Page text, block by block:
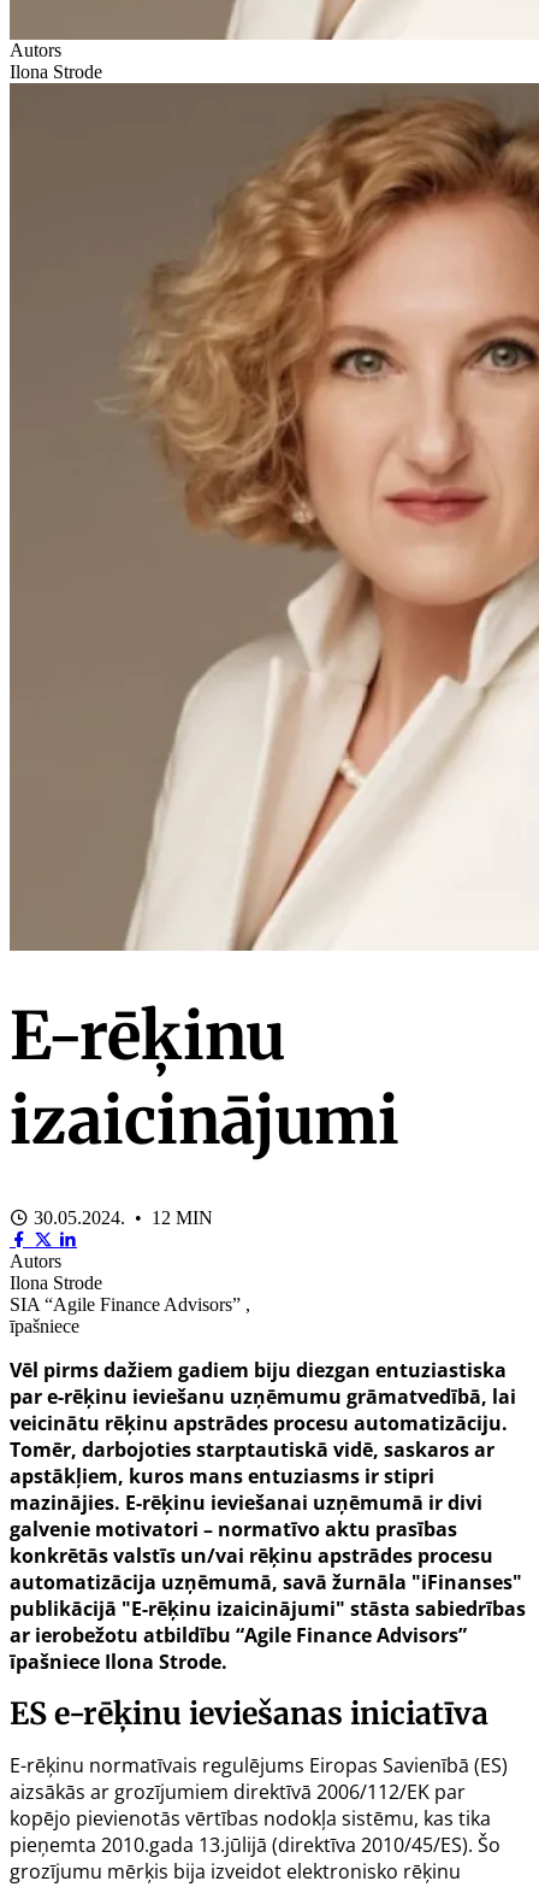
Autors
Ilona Strode
E-rēķinu
izaicinājumi
30.05.2024. • 12 MIN
Autors
Ilona Strode
SIA “Agile Finance Advisors” ,
īpašniece
Vēl pirms dažiem gadiem biju diezgan entuziastiska
par e-rēķinu ieviešanu uzņēmumu grāmatvedībā, lai
veicinātu rēķinu apstrādes procesu automatizāciju.
Tomēr, darbojoties starptautiskā vidē, saskaros ar
apstākļiem, kuros mans entuziasms ir stipri
mazinājies. E-rēķinu ieviešanai uzņēmumā ir divi
galvenie motivatori – normatīvo aktu prasības
konkrētās valstīs un/vai rēķinu apstrādes procesu
automatizācija uzņēmumā, savā žurnāla "iFinanses"
publikācijā "E-rēķinu izaicinājumi" stāsta sabiedrības
ar ierobežotu atbildību “Agile Finance Advisors”
īpašniece Ilona Strode.
ES e-rēķinu ieviešanas iniciatīva
E-rēķinu normatīvais regulējums Eiropas Savienībā (ES)
aizsākās ar grozījumiem direktīvā 2006/112/EK par
kopējo pievienotās vērtības nodokļa sistēmu, kas tika
pieņemta 2010.gada 13.jūlijā (direktīva 2010/45/ES). Šo
grozījumu mērķis bija izveidot elektronisko rēķinu